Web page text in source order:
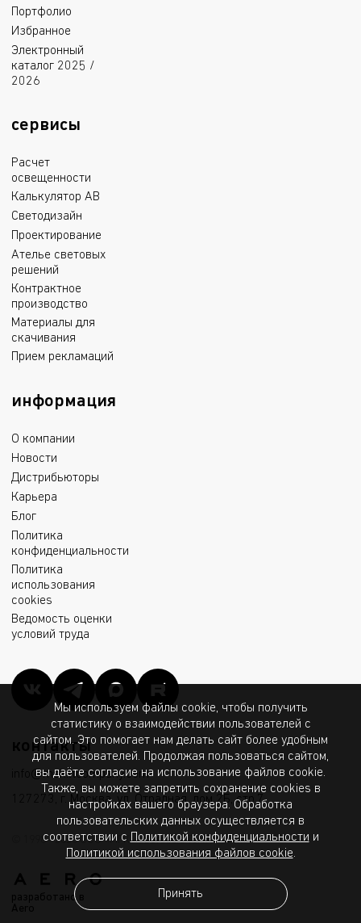
Портфолио
Избранное
Электронный
каталог 2025 /
2026
сервисы
Расчет
освещенности
Калькулятор АВ
Светодизайн
Проектирование
Ателье световых
решений
Контрактное
производство
Материалы для
скачивания
Прием рекламаций
информация
О компании
Новости
Дистрибьюторы
Карьера
Блог
Политика
конфиденциальности
Политика
использования
cookies
Ведомость оценки
условий труда
контакты
info@msk.ltcompany.com
127273, г. Москва, ул. Отрадная, дом 2Б, стр.7
разработано в
Aero
© 1998 - 2026 ООО «МГК «Световые Технологии»
Мы используем файлы cookie, чтобы получить
статистику о взаимодействии пользователей с
сайтом. Это помогает нам делать сайт более удобным
для пользователей. Продолжая пользоваться сайтом,
вы даёте согласие на использование файлов cookie.
Также, вы можете запретить сохранение cookies в
настройках вашего браузера. Обработка
пользовательских данных осуществляется в
соответствии с
Политикой конфиденциальности и
Политикой использования файлов cookie.
Принять